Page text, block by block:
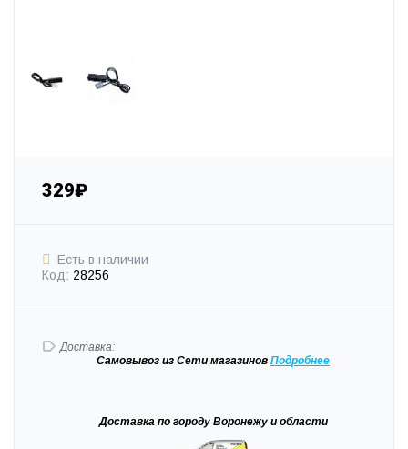
329₽
Есть в наличии
Код: 28256
Доставка:
Самовывоз из Сети магазинов Подробнее
Доставка по городу Воронежу и области